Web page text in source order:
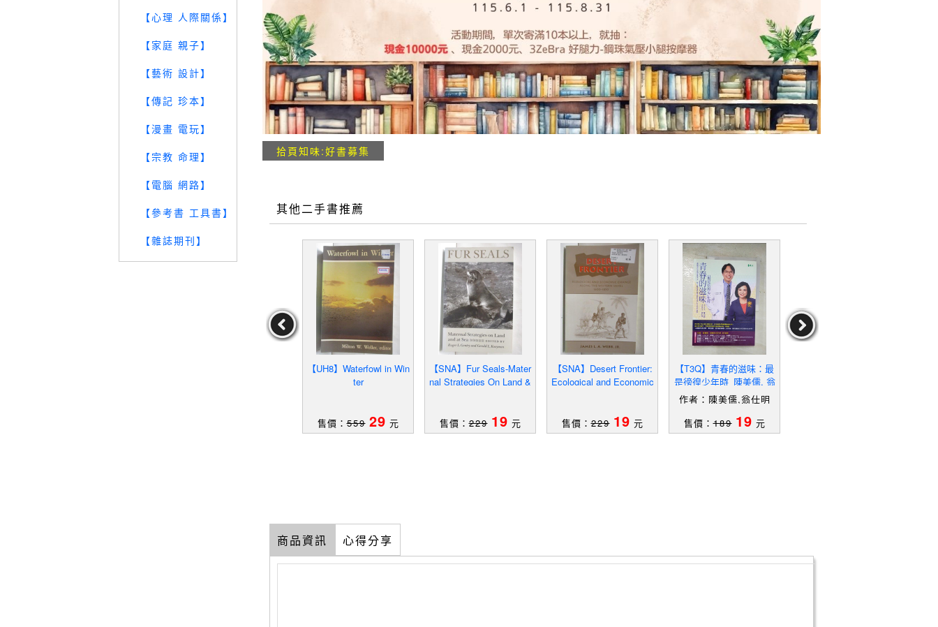
【心理 人際關係】
【家庭 親子】
【藝術 設計】
【傳記 珍本】
【漫畫 電玩】
【宗教 命理】
【電腦 網路】
【參考書 工具書】
【雜誌期刊】
拾頁知味:好書募集
其他二手書推薦
【UH8】Waterfowl in Win
ter
售價：559 29 元
【SNA】Fur Seals-Mater
nal Strategies On Land &
售價：229 19 元
【SNA】Desert Frontier:
Ecological and Economic
售價：229 19 元
【T3Q】青春的滋味：最
是徬徨少年時_陳美儒, 翁
仕明
作者：陳美儒,翁仕明
售價：189 19 元
商品資訊 心得分享